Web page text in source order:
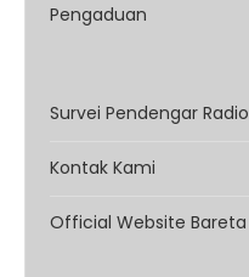
Pengaduan
Survei Pendengar Radio
Kontak Kami
Official Website Bareta